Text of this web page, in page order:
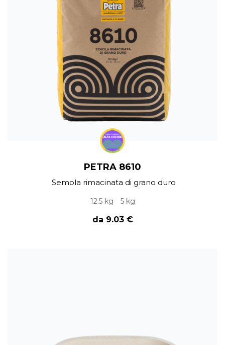
PETRA 8610
Semola rimacinata di grano duro
12.5 kg 5 kg
da 9.03 €